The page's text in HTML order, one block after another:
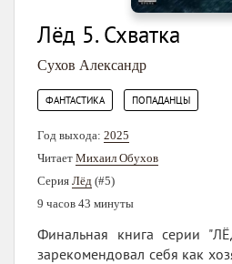
Лёд 5. Схватка
Сухов Александр
ФАНТАСТИКА ПОПАДАНЦЫ
Год выхода: 2025
Читает Михаил Обухов
Серия Лёд (#5)
9 часов 43 минуты
Финальная книга серии
зарекомендовал себя как